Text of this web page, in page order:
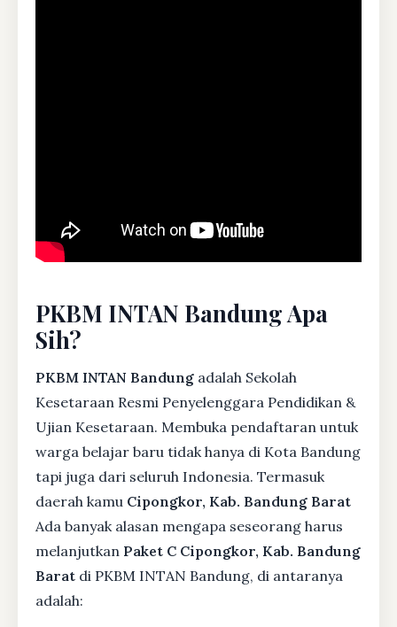
PKBM INTAN Bandung Apa
Sih?
PKBM INTAN Bandung adalah Sekolah
Kesetaraan Resmi Penyelenggara Pendidikan &
Ujian Kesetaraan. Membuka pendaftaran untuk
warga belajar baru tidak hanya di Kota Bandung
tapi juga dari seluruh Indonesia. Termasuk
daerah kamu Cipongkor, Kab. Bandung Barat
Ada banyak alasan mengapa seseorang harus
melanjutkan Paket C Cipongkor, Kab. Bandung
Barat di PKBM INTAN Bandung, di antaranya
adalah: